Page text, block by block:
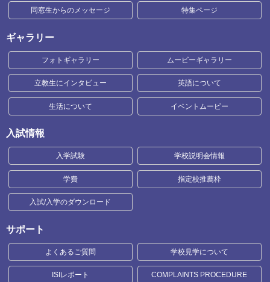
同窓生からのメッセージ 特集ページ
ギャラリー
フォトギャラリー ムービーギャラリー
立教生にインタビュー 英語について
生活について イベントムービー
入試情報
入学試験 学校説明会情報
学費 指定校推薦枠
入試/入学のダウンロード
サポート
よくあるご質問 学校見学について
ISIレポート COMPLAINTS PROCEDURE